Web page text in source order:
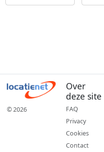
© 2026
Over
deze site
FAQ
Privacy
Cookies
Contact